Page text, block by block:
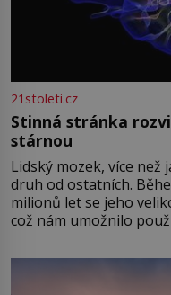
21stoleti.cz
Stinná stránka
stárnou
Lidský mozek, více
druh od ostatních.
milionů let se jeho
což nám umožnilo